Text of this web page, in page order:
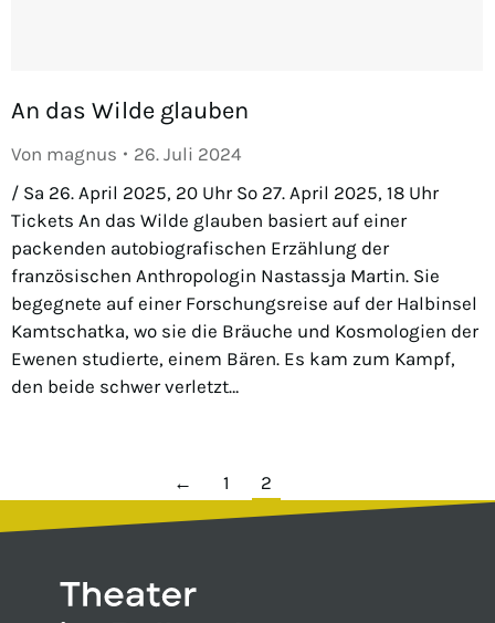
An das Wilde glauben
Von magnus
26. Juli 2024
/ Sa 26. April 2025, 20 Uhr So 27. April 2025, 18 Uhr
Tickets An das Wilde glauben basiert auf einer
packenden autobiografischen Erzählung der
französischen Anthropologin Nastassja Martin. Sie
begegnete auf einer Forschungsreise auf der Halbinsel
Kamtschatka, wo sie die Bräuche und Kosmologien der
Ewenen studierte, einem Bären. Es kam zum Kampf,
den beide schwer verletzt…
← 1 2